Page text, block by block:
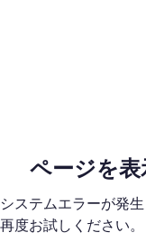
ページを
システムエラーが発
再度お試しください。